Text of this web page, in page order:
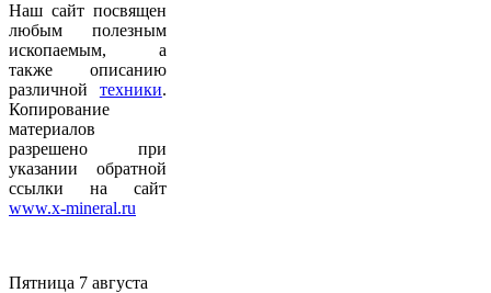
Наш сайт посвящен
любым полезным
ископаемым, а
также описанию
различной техники.
Копирование
материалов
разрешено при
указании обратной
ссылки на сайт
www.x-mineral.ru
Пятница 7 августа